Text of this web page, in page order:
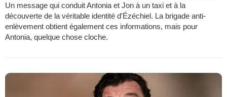
Un message qui conduit Antonia et Jon à un taxi et à la
découverte de la véritable identité d'Ézéchiel. La brigade anti-
enlèvement obtient également ces informations, mais pour
Antonia, quelque chose cloche.